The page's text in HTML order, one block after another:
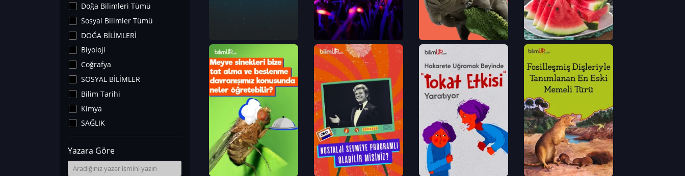
Doğa Bilimleri Tümü
Sosyal Bilimler Tümü
DOĞA BİLİMLERİ
Biyoloji
Coğrafya
SOSYAL BİLİMLER
Bilim Tarihi
Kimya
SAĞLIK
Sanat Tarihi
Fizik
Yer Bilimleri
Yazara Göre